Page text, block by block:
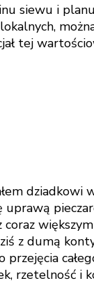
siewu i
tej
dziadkowi
uprawą
coraz większym
z dumą
rzetelność i